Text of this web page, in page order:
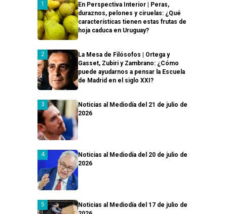
En Perspectiva Interior | Peras,
duraznos, pelones y ciruelas: ¿Qué
características tienen estas frutas de
hoja caduca en Uruguay?
La Mesa de Filósofos | Ortega y
Gasset, Zubiri y Zambrano: ¿Cómo
puede ayudarnos a pensar la Escuela
de Madrid en el siglo XXI?
Noticias al Mediodía del 21 de julio de
2026
Noticias al Mediodía del 20 de julio de
2026
Noticias al Mediodía del 17 de julio de